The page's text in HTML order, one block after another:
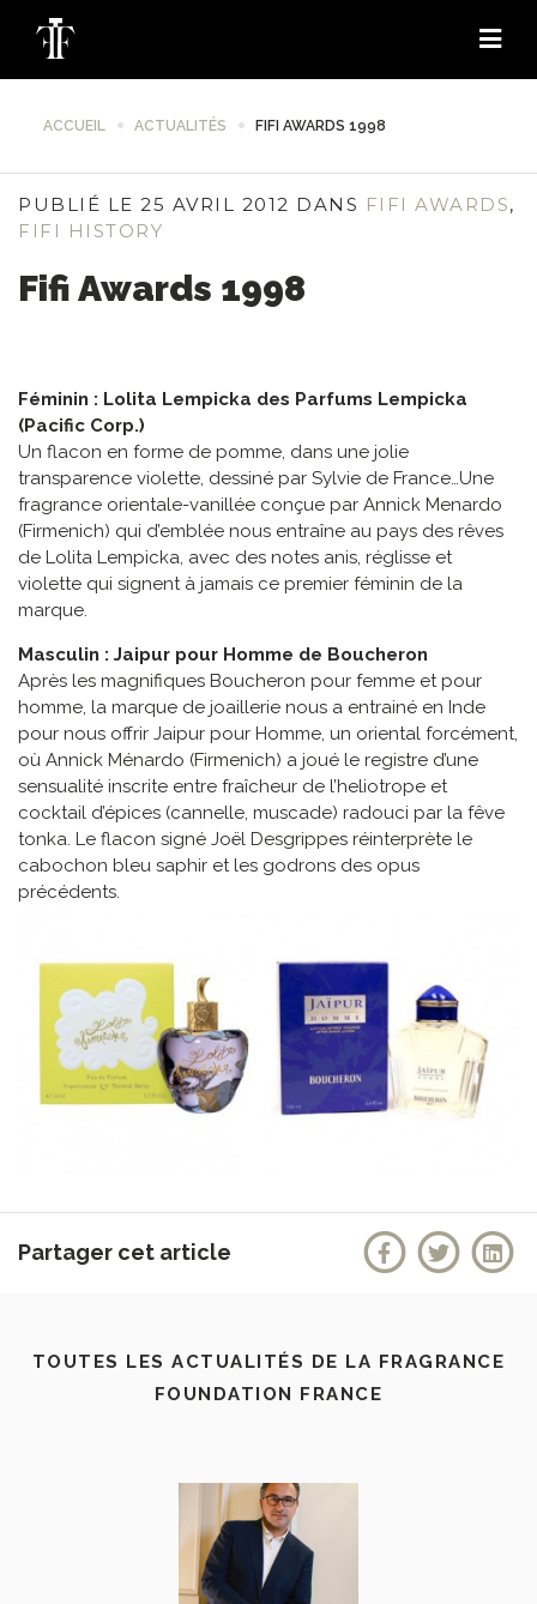
ACCUEIL ACTUALITÉS FIFI AWARDS 1998
PUBLIÉ LE 25 AVRIL 2012 DANS FIFI AWARDS,
FIFI HISTORY
Fifi Awards 1998
Féminin : Lolita Lempicka des Parfums Lempicka
(Pacific Corp.)
Un flacon en forme de pomme, dans une jolie
transparence violette, dessiné par Sylvie de France…Une
fragrance orientale-vanillée conçue par Annick Menardo
(Firmenich) qui d’emblée nous entraîne au pays des rêves
de Lolita Lempicka, avec des notes anis, réglisse et
violette qui signent à jamais ce premier féminin de la
marque.
Masculin : Jaipur pour Homme de Boucheron
Après les magnifiques Boucheron pour femme et pour
homme, la marque de joaillerie nous a entrainé en Inde
pour nous offrir Jaipur pour Homme, un oriental forcément,
où Annick Ménardo (Firmenich) a joué le registre d’une
sensualité inscrite entre fraîcheur de l’heliotrope et
cocktail d’épices (cannelle, muscade) radouci par la fêve
tonka. Le flacon signé Joël Desgrippes réinterprète le
cabochon bleu saphir et les godrons des opus
précédents.
Partager cet article
TOUTES LES ACTUALITÉS DE LA FRAGRANCE
FOUNDATION FRANCE